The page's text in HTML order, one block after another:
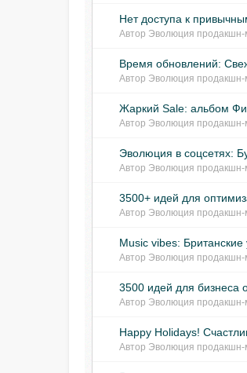
Нет доступа к
Автор Эволюция продакшн-
Время обновлений:
Автор Эволюция продакшн-
Жаркий Sale: альбом
Автор Эволюция продакшн-
Эволюция в соцсетях:
Автор Эволюция продакшн-
3500+ идей для
Автор Эволюция продакшн-
Music vibes: Британские
Автор Эволюция продакшн-
3500 идей для бизнеса
Автор Эволюция продакшн-
Happy Holidays!
Автор Эволюция продакшн-